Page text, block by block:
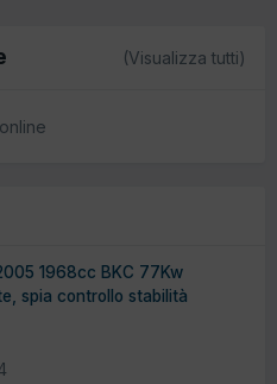
(Visualizza tutti)
1968cc BKC 77Kw
spia controllo stabilità